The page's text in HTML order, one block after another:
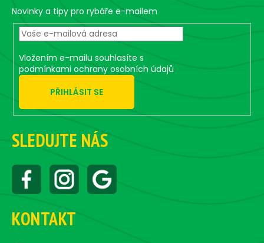
r
v
v
ý
s
Novinky a tipy pro rybáře e-mailem
Vložením e-mailu souhlasíte s
podmínkami ochrany osobních údajů
PŘIHLÁSIT SE
SLEDUJTE NÁS
KONTAKT